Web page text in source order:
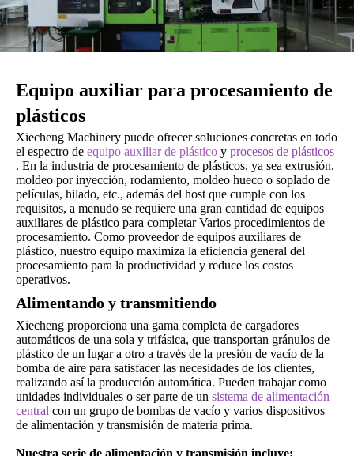
Equipo auxiliar para procesamiento de
plásticos
Xiecheng Machinery puede ofrecer soluciones concretas en todo
el espectro de equipo auxiliar de plástico y procesos de plásticos
. En la industria de procesamiento de plásticos, ya sea extrusión,
moldeo por inyección, rodamiento, moldeo hueco o soplado de
películas, hilado, etc., además del host que cumple con los
requisitos, a menudo se requiere una gran cantidad de equipos
auxiliares de plástico para completar Varios procedimientos de
procesamiento. Como proveedor de equipos auxiliares de
plástico, nuestro equipo maximiza la eficiencia general del
procesamiento para la productividad y reduce los costos
operativos.
Alimentando y transmitiendo
Xiecheng proporciona una gama completa de cargadores
automáticos de una sola y trifásica, que transportan gránulos de
plástico de un lugar a otro a través de la presión de vacío de la
bomba de aire para satisfacer las necesidades de los clientes,
realizando así la producción automática. Pueden trabajar como
unidades individuales o ser parte de un sistema de alimentación
central con un grupo de bombas de vacío y varios dispositivos
de alimentación y transmisión de materia prima.
Nuestra serie de alimentación y transmisión incluye: